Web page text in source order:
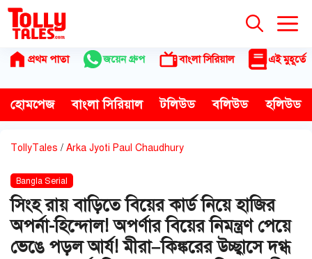
Skip
content
প্রথম পাতা জয়েন গ্রুপ বাংলা সিরিয়াল এই মুহূর্তে
হোমপেজ বাংলা সিরিয়াল টলিউড বলিউড হলিউড
TollyTales / Arka Jyoti Paul Chaudhury
Bangla Serial
সিংহ রায় বাড়িতে বিয়ের কার্ড নিয়ে হাজির
অপর্না-হিন্দোল! অপর্ণার বিয়ের নিমন্ত্রণ পেয়ে
ভেঙে পড়ল আর্য! মীরা–কিঙ্করের উচ্ছ্বাসে দগ্ধ